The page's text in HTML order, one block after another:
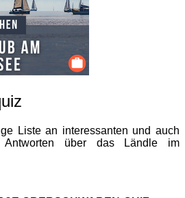
Liste an interessanten und auch
Antworten über das Ländle im